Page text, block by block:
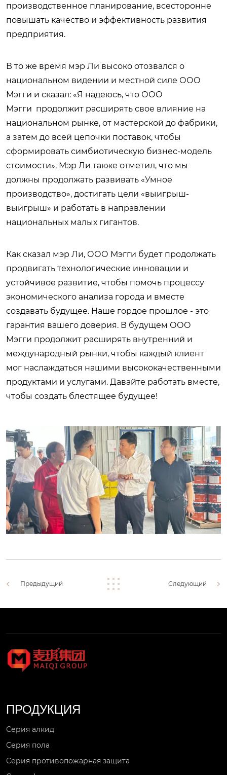
производственное планирование, всесторонне
повышать качество и эффективность развития
предприятия.
В то же время мэр Ли высоко отозвался о
национальном видении и местной силе ООО
Мэгги и сказал: «Я надеюсь, что ООО
Мэгги продолжит расширять свое влияние на
национальном рынке, от мастерской до фабрики,
а затем до всей цепочки поставок, чтобы
сформировать симбиотическую бизнес-модель
стоимости». Мэр Ли также отметил, что мы
должны продолжать развивать «Умное
производство», достигать цели «выигрыш-
выигрыш» и работать в направлении
национальных малых гигантов.
Как сказал мэр Ли, ООО Мэгги будет продолжать
продвигать технологические инновации и
устойчивое развитие, чтобы помочь процессу
экономического анализа города и вместе
создавать будущее. Наше гордое прошлое - это
гарантия вашего доверия. В будущем ООО
Мэгги продолжит расширять внутренний и
международный рынки, чтобы каждый клиент
мог наслаждаться нашими высококачественными
продуктами и услугами. Давайте работать вместе,
чтобы создать блестящее будущее!
Предыдущий Следующий
ПРОДУКЦИЯ
Серия алкид
Серия пола
Серия противопожарная защита